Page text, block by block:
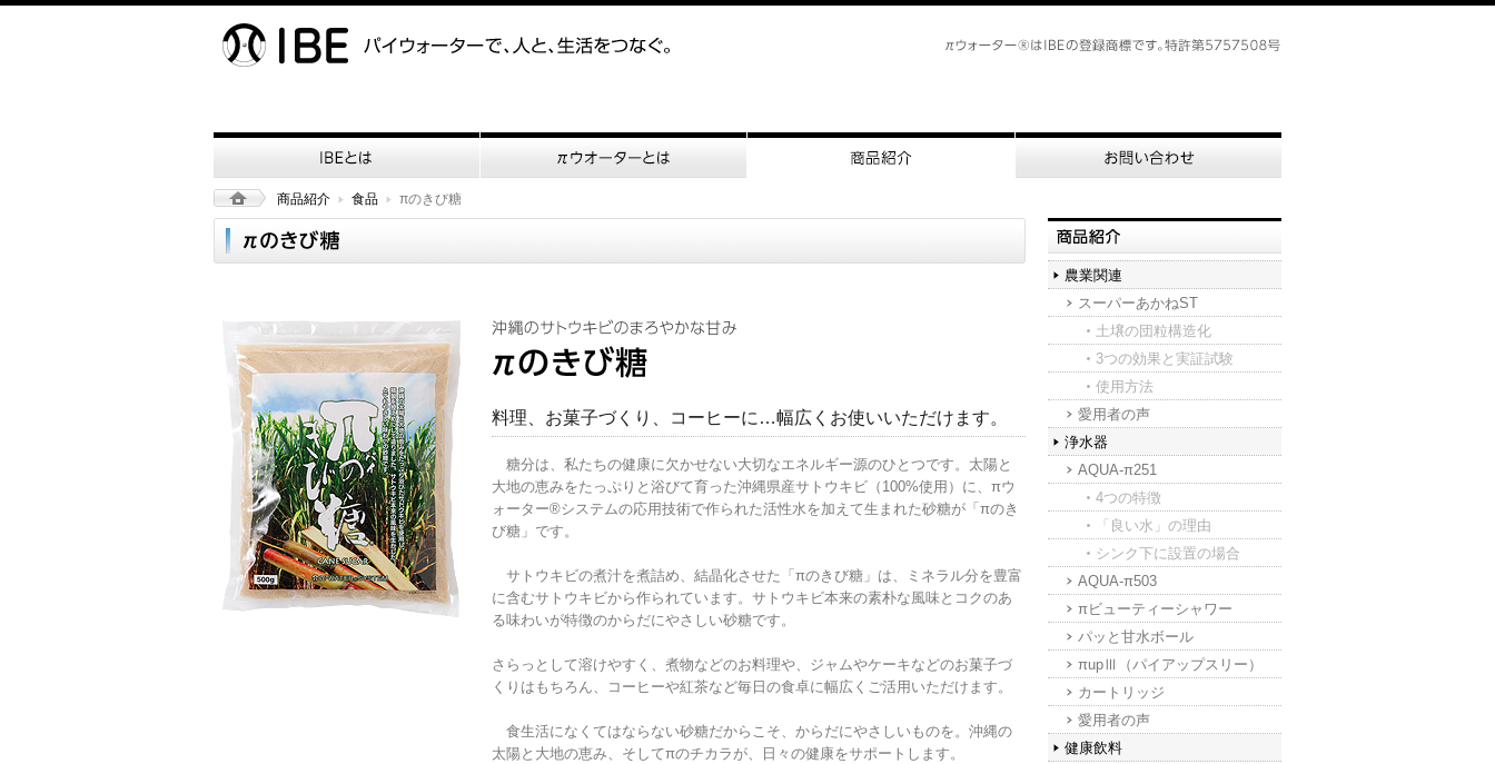
商品紹介 食品 πのきび糖
料理、お菓子づくり、コーヒーに…幅広くお使いいただけます。
糖分は、私たちの健康に欠かせない大切なエネルギー源のひとつです。太陽と
大地の恵みをたっぷりと浴びて育った沖縄県産サトウキビ（100%使用）に、πウ
ォーター®システムの応用技術で作られた活性水を加えて生まれた砂糖が「πのき
び糖」です。
サトウキビの煮汁を煮詰め、結晶化させた「πのきび糖」は、ミネラル分を豊富
に含むサトウキビから作られています。サトウキビ本来の素朴な風味とコクのあ
る味わいが特徴のからだにやさしい砂糖です。
さらっとして溶けやすく、煮物などのお料理や、ジャムやケーキなどのお菓子づ
くりはもちろん、コーヒーや紅茶など毎日の食卓に幅広くご活用いただけます。
食生活になくてはならない砂糖だからこそ、からだにやさしいものを。沖縄の
太陽と大地の恵み、そしてπのチカラが、日々の健康をサポートします。
農業関連
スーパーあかねST
土壌の団粒構造化
3つの効果と実証試験
使用方法
愛用者の声
浄水器
AQUA-π251
4つの特徴
「良い水」の理由
シンク下に設置の場合
AQUA-π503
πビューティーシャワー
パッと甘水ボール
πupⅢ（パイアップスリー）
カートリッジ
愛用者の声
健康飲料